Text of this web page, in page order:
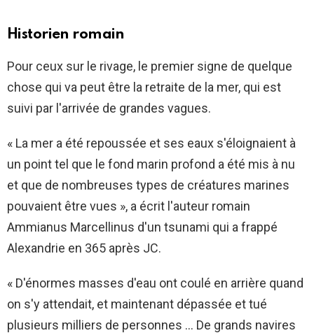
Historien romain
Pour ceux sur le rivage, le premier signe de quelque
chose qui va peut être la retraite de la mer, qui est
suivi par l'arrivée de grandes vagues.
« La mer a été repoussée et ses eaux s'éloignaient à
un point tel que le fond marin profond a été mis à nu
et que de nombreuses types de créatures marines
pouvaient être vues », a écrit l'auteur romain
Ammianus Marcellinus d'un tsunami qui a frappé
Alexandrie en 365 après JC.
« D'énormes masses d'eau ont coulé en arrière quand
on s'y attendait, et maintenant dépassée et tué
plusieurs milliers de personnes … De grands navires